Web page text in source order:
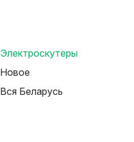
Электроскутеры
Новое
Вся Беларусь